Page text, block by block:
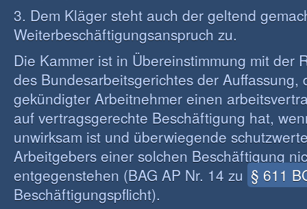
3. Dem Kläger steht auch der geltend
Weiterbeschäftigungsanspruch zu.
Die Kammer ist in Übereinstimmung mit der
des Bundesarbeitsgerichtes der Auffassung,
gekündigter Arbeitnehmer einen
auf vertragsgerechte Beschäftigung hat,
unwirksam ist und überwiegende
Arbeitgebers einer solchen Beschäftigung
entgegenstehen (BAG AP Nr. 14 zu § 611
Beschäftigungspflicht).